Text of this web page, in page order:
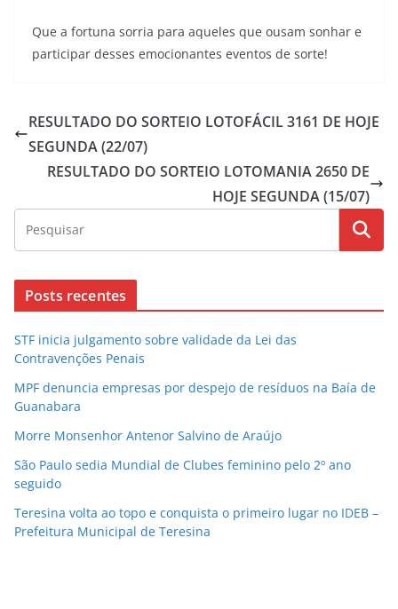
Que a fortuna sorria para aqueles que ousam sonhar e
participar desses emocionantes eventos de sorte!
RESULTADO DO SORTEIO LOTOFÁCIL 3161 DE HOJE
SEGUNDA (22/07)
RESULTADO DO SORTEIO LOTOMANIA 2650 DE
HOJE SEGUNDA (15/07)
Posts recentes
STF inicia julgamento sobre validade da Lei das
Contravenções Penais
MPF denuncia empresas por despejo de resíduos na Baía de
Guanabara
Morre Monsenhor Antenor Salvino de Araújo
São Paulo sedia Mundial de Clubes feminino pelo 2º ano
seguido
Teresina volta ao topo e conquista o primeiro lugar no IDEB –
Prefeitura Municipal de Teresina